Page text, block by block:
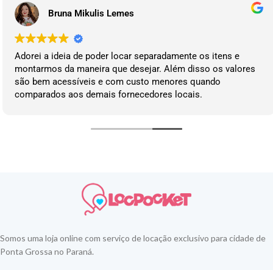
Bruna Mikulis Lemes
Adorei a ideia de poder locar separadamente os itens e
montarmos da maneira que desejar. Além disso os valores
são bem acessíveis e com custo menores quando
comparados aos demais fornecedores locais.
Somos uma loja online com serviço de locação exclusivo para cidade de
Ponta Grossa no Paraná.